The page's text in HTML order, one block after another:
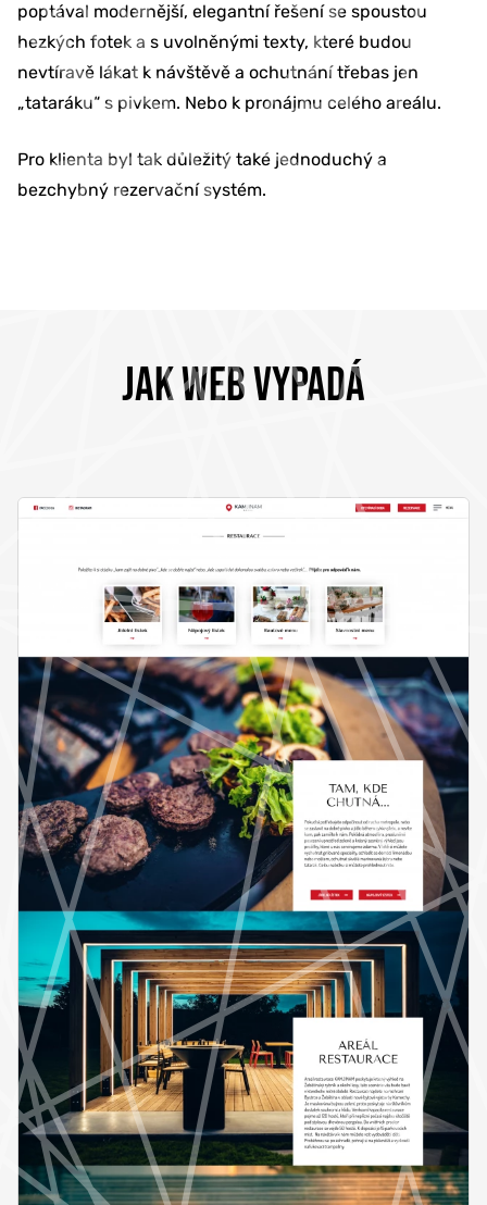
poptával modernější, elegantní řešení se spoustou
hezkých fotek a s uvolněnými texty, které budou
nevtíravě lákat k návštěvě a ochutnání třebas jen
„tataráku“ s pivkem. Nebo k pronájmu celého areálu.
Pro klienta byl tak důležitý také jednoduchý a
bezchybný rezervační systém.
JAK WEB VYPADÁ